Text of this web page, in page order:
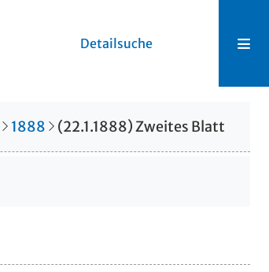
Detailsuche
1888 (22.1.1888) Zweites Blatt